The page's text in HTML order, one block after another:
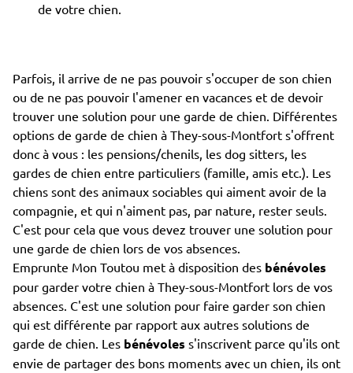
de votre chien.
Parfois, il arrive de ne pas pouvoir s'occuper de son chien
ou de ne pas pouvoir l'amener en vacances et de devoir
trouver une solution pour une garde de chien. Différentes
options de garde de chien à They-sous-Montfort s'offrent
donc à vous : les pensions/chenils, les dog sitters, les
gardes de chien entre particuliers (famille, amis etc.). Les
chiens sont des animaux sociables qui aiment avoir de la
compagnie, et qui n'aiment pas, par nature, rester seuls.
C'est pour cela que vous devez trouver une solution pour
une garde de chien lors de vos absences.
Emprunte Mon Toutou met à disposition des bénévoles
pour garder votre chien à They-sous-Montfort lors de vos
absences. C'est une solution pour faire garder son chien
qui est différente par rapport aux autres solutions de
garde de chien. Les bénévoles s'inscrivent parce qu'ils ont
envie de partager des bons moments avec un chien, ils ont